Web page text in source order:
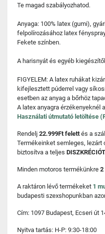
Te magad szabályozhatod.
Anyaga: 100% latex (gumi),
felpolírozásához latex
Fekete színben.
A harisnyát és egyéb
FIGYELEM: A latex ruhákat
kifejlesztett púderrel vagy
esetben az anyag a bőrhöz
A latex anyagra érzékenyeknél
Használati útmutató letöltése
Rendelj 22.999Ft felettés a
Termékeinket semleges,
biztosítva a teljes
Minden motoros termékünkre 2
A raktáron lévő termékeket 1
budapesti szexshopunkban
Cím: 1097 Budapest, Ecseri út
Nyitva tartás: H-P: 9:30-18:00